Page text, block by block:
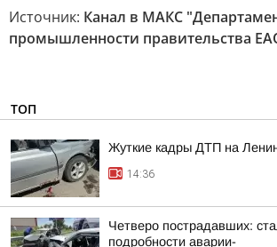
Источник: Канал в МАКС
промышленности правительства
ТОП
Жуткие кадры ДТП на
14:36
Четверо пострадавших:
подробности аварии-